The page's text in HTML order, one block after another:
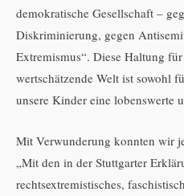
demokratische Gesellschaft –
Diskriminierung, gegen
Extremismus“. Diese Haltung
wertschätzende Welt ist sowohl
unsere Kinder eine lobenswerte
Mit Verwunderung konnten wir
„Mit den in der Stuttgarter
rechtsextremistisches,